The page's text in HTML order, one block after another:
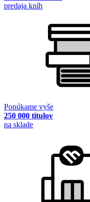
predaja kníh
Ponúkame vyše
250 000 titulov
na sklade